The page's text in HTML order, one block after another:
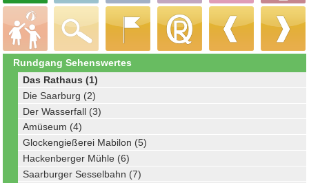
Rundgang Sehenswertes
Das Rathaus (1)
Die Saarburg (2)
Der Wasserfall (3)
Amüseum (4)
Glockengießerei Mabilon (5)
Hackenberger Mühle (6)
Saarburger Sesselbahn (7)